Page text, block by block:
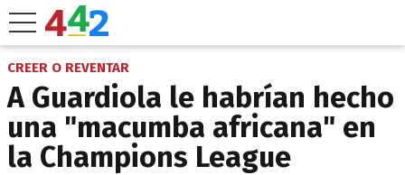
CREER O REVENTAR
A Guardiola le habrían hecho
una "macumba africana" en
la Champions League